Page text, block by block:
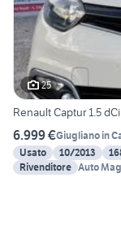
25
Renault Captur 1.5
6.999 €Giugliano in
Usato
10/2013
Rivenditore Auto